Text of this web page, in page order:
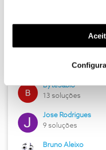
funcionalidades (cookies
funcionalidade) e adaptar
(cookies de publicidade
utilização dos cookies
Hall of Fame
17 soluções
ByteSábio
13 soluções
Jose Rodrigues
9 soluções
Bruno Aleixo